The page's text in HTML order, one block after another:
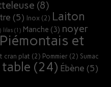
(8)
(5) Inox (2) Laiton
lilas (1) Manche (3) noyer
Piémontais et
cran plat (2) Pommier (2) Sumac
(24) Ébène (5)